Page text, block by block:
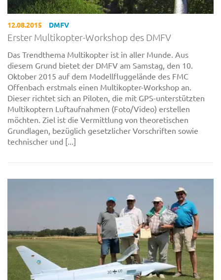
12.08.2015 DMFV
Erster Multikopter-Workshop des DMFV
Das Trendthema Multikopter ist in aller Munde. Aus
diesem Grund bietet der DMFV am Samstag, den 10.
Oktober 2015 auf dem Modellfluggelände des FMC
Offenbach erstmals einen Multikopter-Workshop an.
Dieser richtet sich an Piloten, die mit GPS-unterstützten
Multikoptern Luftaufnahmen (Foto/Video) erstellen
möchten. Ziel ist die Vermittlung von theoretischen
Grundlagen, bezüglich gesetzlicher Vorschriften sowie
technischer und [...]